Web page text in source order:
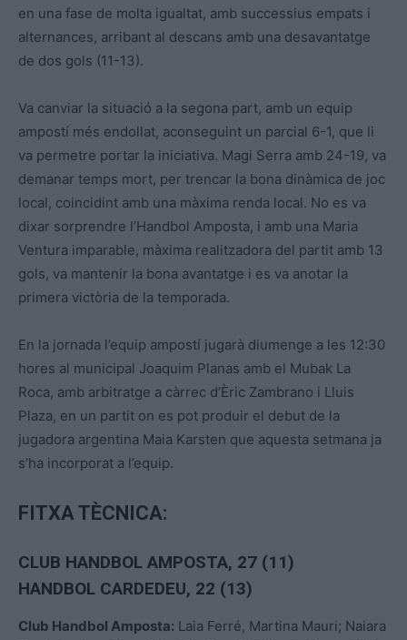
en una fase de molta igualtat, amb successius empats i
alternances, arribant al descans amb una desavantatge
de dos gols (11-13).
Va canviar la situació a la segona part, amb un equip
ampostí més endollat, aconseguint un parcial 6-1, que li
va permetre portar la iniciativa. Magi Serra amb 24-19, va
demanar temps mort, per trencar la bona dinàmica de joc
local, coincidint amb una màxima renda local. No es va
dixar sorprendre l’Handbol Amposta, i amb una Maria
Ventura imparable, màxima realitzadora del partit amb 13
gols, va mantenir la bona avantatge i es va anotar la
primera victòria de la temporada.
En la jornada l’equip ampostí jugarà diumenge a les 12:30
hores al municipal Joaquim Planas amb el Mubak La
Roca, amb arbitratge a càrrec d’Èric Zambrano i Lluis
Plaza, en un partit on es pot produir el debut de la
jugadora argentina Maia Karsten que aquesta setmana ja
s’ha incorporat a l’equip.
FITXA TÈCNICA:
CLUB HANDBOL AMPOSTA, 27 (11)
HANDBOL CARDEDEU, 22 (13)
Club Handbol Amposta: Laia Ferré, Martina Mauri; Naiara